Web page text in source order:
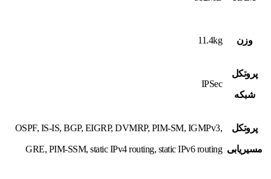
وزن 11.4kg
پروتکل
شبکه
IPSec
پروتکل
مسیریابی
OSPF, IS-IS, BGP, EIGRP, DVMRP, PIM-SM, IGMPv3,
GRE, PIM-SSM, static IPv4 routing, static IPv6 routing